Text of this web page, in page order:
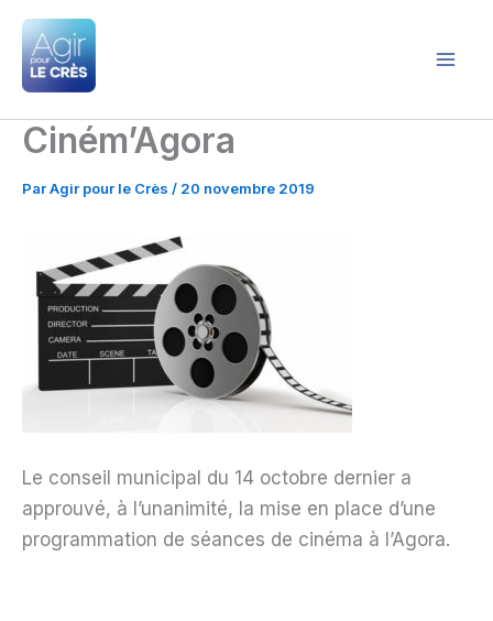
Aller
contenu
Ciném’Agora
ParAgir pour le Crès / 20 novembre 2019
Le conseil municipal du 14 octobre dernier a
approuvé, à l’unanimité, la mise en place d’une
programmation de séances de cinéma à l’Agora.